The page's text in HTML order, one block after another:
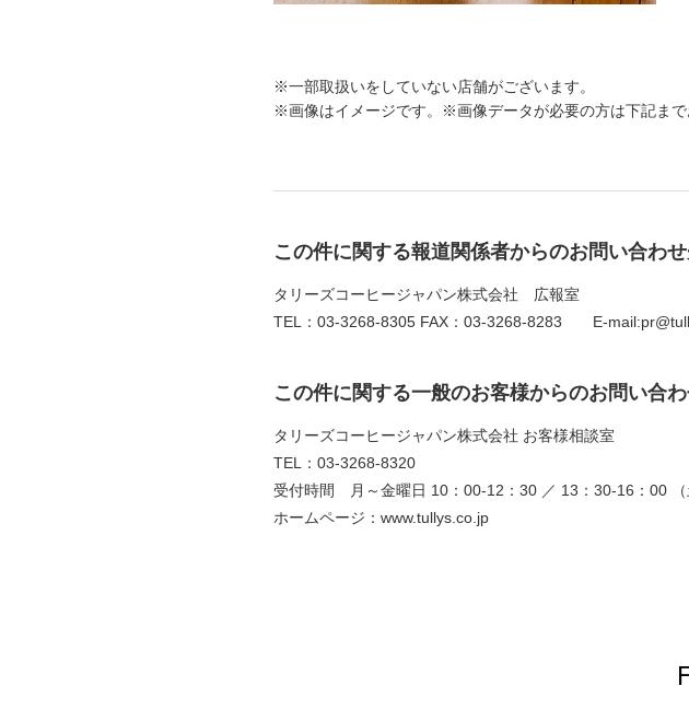
※一部取扱いをしていない店舗がございます。
※画像はイメージです。※画像データが必要の方は下記まで
この件に関する報道関係者からのお問い合わ
タリーズコーヒージャパン株式会社 広報室
TEL：03-3268-8305 FAX：03-3268-8283 E-
この件に関する一般のお客様からのお問い合
タリーズコーヒージャパン株式会社 お客様相談室
TEL：03-3268-8320
受付時間 月～金曜日 10：00-12：30 ／ 13：30-16：00 （
ホームページ：www.tullys.co.jp